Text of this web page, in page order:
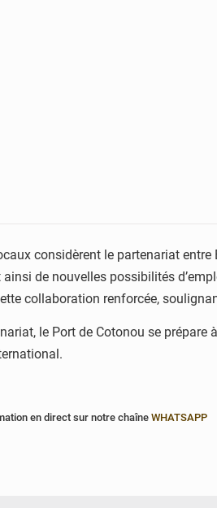
considèrent le partenariat
ainsi de nouvelles possibilités
collaboration renforcée,
le Port de Cotonou se
en direct sur notre chaîne WHATSAPP